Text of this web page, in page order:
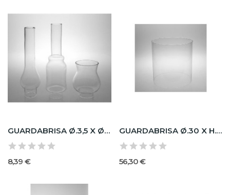
GUARDABRISA Ø.3,5 X Ø.8 X Ø.5 X H.26 -2 LADOS...
8,39 €
GUARDABRISA Ø.30 X H.30 - 2 LADOS ABIERTOS
56,30 €